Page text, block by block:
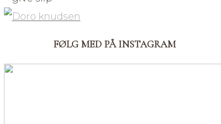
FØLG MED PÅ INSTAGRAM